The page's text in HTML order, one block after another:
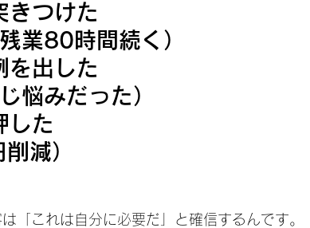
きつけた
業80時間続く）
を出した
悩みだった）
した
減）
「これは自分に必要だ」と確信するんです。